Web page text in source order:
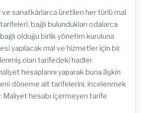
ve sanatkârlarca üretilen her türlü mal
bağlı bulundukları odalarca
bağlı olduğu birlik yönetim kuruluna
yapılacak mal ve hizmetler için bir
olan tarifedeki hadler
hesaplarını yaparak buna ilişkin
döneme ait tarifelerini, incelenmek
Maliyet hesabı içermeyen tarife